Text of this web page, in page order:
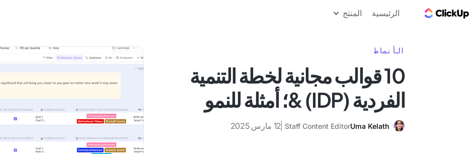
الرئيسية المنتج
الأنماط
10 قوالب مجانية لخطة التنمية
الفردية (IDP) &؛ أمثلة للنمو
Uma Kelath
Staff Content Editor 12 مارس 2025